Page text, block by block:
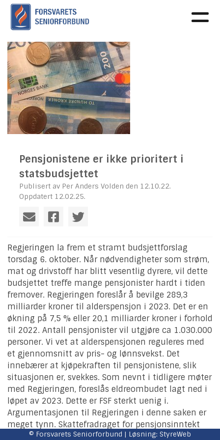
Pensjonistene er ikke prioritert i
statsbudsjettet
Publisert av Per Anders Volden den 12.10.22.
Oppdatert 12.02.25.
Regjeringen la frem et stramt budsjettforslag
torsdag 6. oktober. Når nødvendigheter som strøm,
mat og drivstoff har blitt vesentlig dyrere, vil dette
budsjettet treffe mange pensjonister hardt i tiden
fremover. Regjeringen foreslår å bevilge 289,3
milliarder kroner til alderspensjon i 2023. Det er en
økning på 7,5 % eller 20,1 milliarder kroner i forhold
til 2022. Antall pensjonister vil utgjøre ca 1.030.000
personer. Vi vet at alderspensjonen reguleres med
et gjennomsnitt av pris- og lønnsvekst. Det
innebærer at kjøpekraften til pensjonistene, slik
situasjonen er, svekkes. Som nevnt i tidligere møter
med Regjeringen, foreslås eldreombudet lagt ned i
løpet av 2023. Dette er FSF sterkt uenig i.
Argumentasjonen til Regjeringen i denne saken er
meget tynn. Skattefradraget for pensjonsinntekt
økes. Det kan innebære at flere pensjonister får en
© Forsvarets Seniorforbund | Løsning: StyreWeb